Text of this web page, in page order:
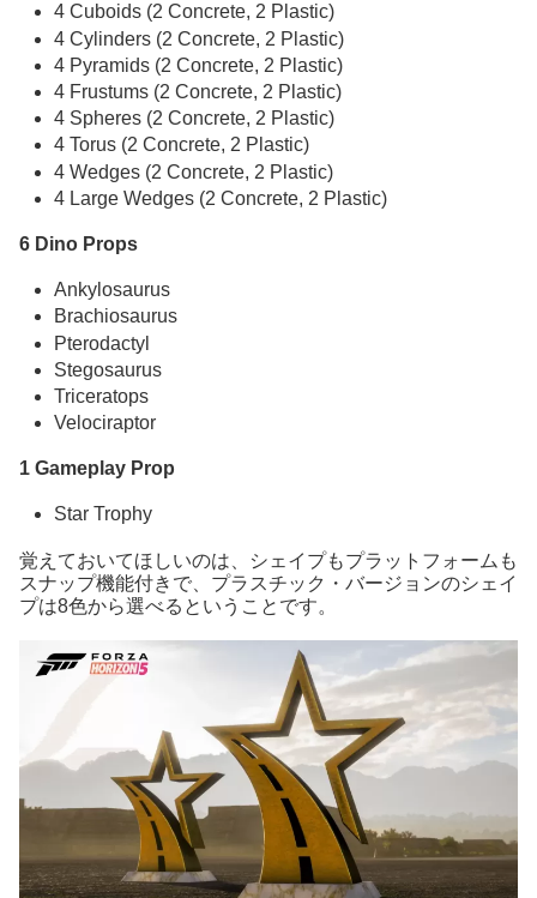
4 Cuboids (2 Concrete, 2 Plastic)
4 Cylinders (2 Concrete, 2 Plastic)
4 Pyramids (2 Concrete, 2 Plastic)
4 Frustums (2 Concrete, 2 Plastic)
4 Spheres (2 Concrete, 2 Plastic)
4 Torus (2 Concrete, 2 Plastic)
4 Wedges (2 Concrete, 2 Plastic)
4 Large Wedges (2 Concrete, 2 Plastic)
6 Dino Props
Ankylosaurus
Brachiosaurus
Pterodactyl
Stegosaurus
Triceratops
Velociraptor
1 Gameplay Prop
Star Trophy
覚えておいてほしいのは、シェイプもプラットフォームも
スナップ機能付きで、プラスチック・バージョンのシェイ
プは8色から選べるということです。